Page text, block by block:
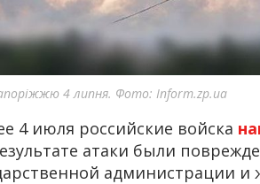
4 липня. Фото: Inform.zp.ua
4 июля российские войска
атаки были
администрации